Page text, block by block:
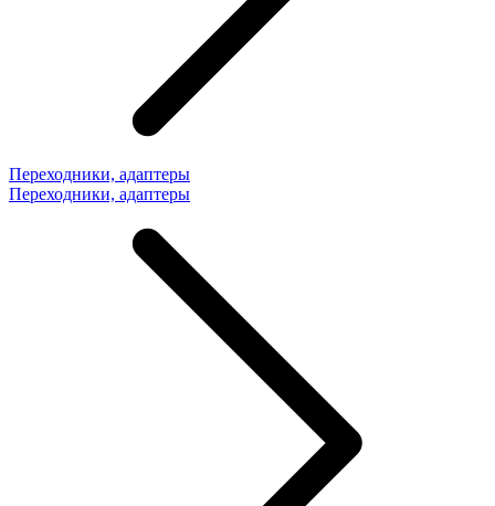
Переходники, адаптеры
Переходники, адаптеры